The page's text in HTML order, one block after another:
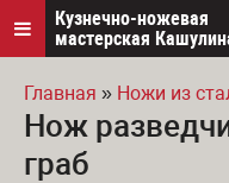
Кузнечно-ножевая
мастерская
Вы здесь
Главная » Ножи из
Нож
граб